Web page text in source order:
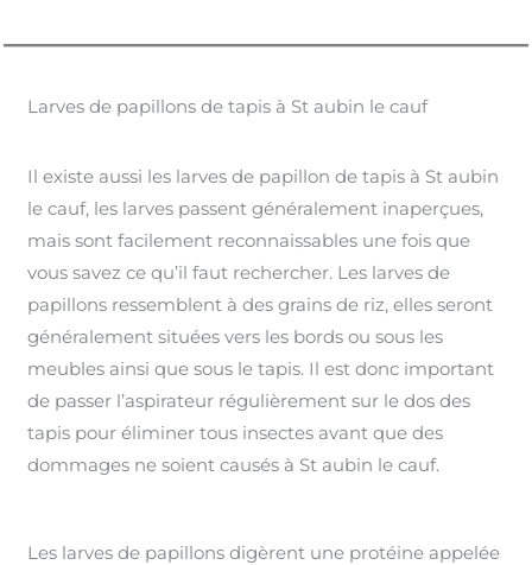
Larves de papillons de tapis à St aubin le cauf
Il existe aussi les larves de papillon de tapis à St aubin
le cauf, les larves passent généralement inaperçues,
mais sont facilement reconnaissables une fois que
vous savez ce qu’il faut rechercher. Les larves de
papillons ressemblent à des grains de riz, elles seront
généralement situées vers les bords ou sous les
meubles ainsi que sous le tapis. Il est donc important
de passer l’aspirateur régulièrement sur le dos des
tapis pour éliminer tous insectes avant que des
dommages ne soient causés à St aubin le cauf.
Les larves de papillons digèrent une protéine appelée